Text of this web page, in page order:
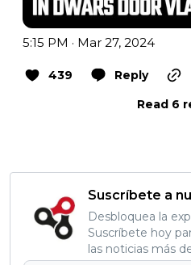
5:15 PM · Mar 27, 2024
439 Reply
Read 6
Suscríbete a
Desbloquea la
Suscríbete hoy
las noticias más